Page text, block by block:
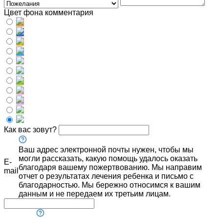
Цвет фона комментария
Как вас зовут?
E-
mail
Ваш адрес электронной почты нужен, чтобы мы
могли рассказать, какую помощь удалось оказать
благодаря вашему пожертвованию. Мы направим
отчет о результатах лечения ребенка и письмо с
благодарностью. Мы бережно относимся к вашим
данным и не передаем их третьим лицам.